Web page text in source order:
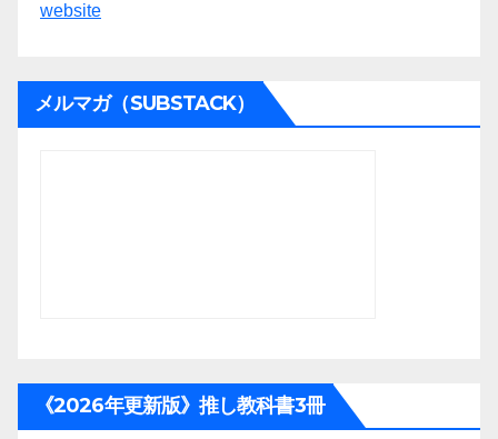
website
メルマガ（SUBSTACK）
《2026年更新版》推し教科書3冊